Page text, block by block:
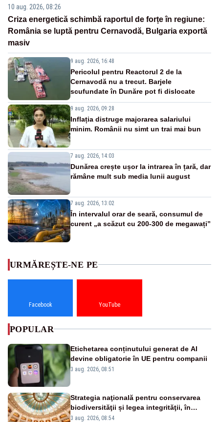
10 aug. 2026, 08:26
Criza energetică schimbă raportul de forțe în regiune:
România se luptă pentru Cernavodă, Bulgaria exportă
masiv
9 aug. 2026, 16:48
Pericolul pentru Reactorul 2 de la
Cernavodă nu a trecut. Barjele
scufundate în Dunăre pot fi dislocate
9 aug. 2026, 09:28
Inflația distruge majorarea salariului
minim. Românii nu simt un trai mai bun
7 aug. 2026, 14:03
Dunărea crește ușor la intrarea în țară, dar
rămâne mult sub media lunii august
7 aug. 2026, 13:02
În intervalul orar de seară, consumul de
curent „a scăzut cu 200-300 de megawați”
URMĂREȘTE-NE PE
Facebook YouTube
POPULAR
Etichetarea conținutului generat de AI
devine obligatorie în UE pentru companii
3 aug. 2026, 08:51
Strategia naţională pentru conservarea
biodiversităţii și legea integrităţii, în
dezbatere
3 aug. 2026, 08:54